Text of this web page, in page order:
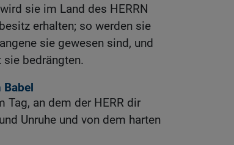
sie im Land des HERRN
erhalten; so werden sie
sie gewesen sind, und
sie bedrängten.
Babel
Tag, an dem der HERR dir
Unruhe und von dem harten